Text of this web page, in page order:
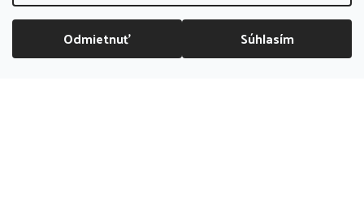
Odmietnuť Súhlasím
DOPRAVA ZADARMO NAD 70 EUR